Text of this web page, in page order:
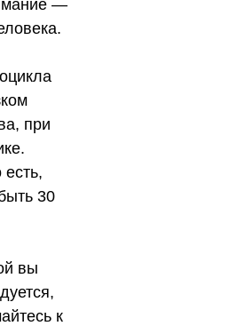
—
при
30
вы
к